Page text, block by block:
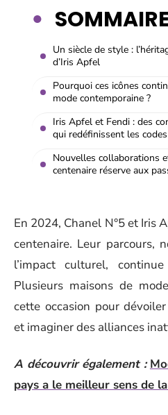
SOMMAIRE
Un siècle de style :
d’Iris Apfel
Pourquoi ces icônes
mode contemporaine ?
Iris Apfel et Fendi : des
qui redéfinissent les codes
Nouvelles collaborations
centenaire réserve aux
En 2024, Chanel N°5 et Iris
centenaire. Leur parcours,
l’impact culturel,
Plusieurs maisons de
cette occasion pour
et imaginer des alliances
A découvrir également :
pays a le meilleur sens de